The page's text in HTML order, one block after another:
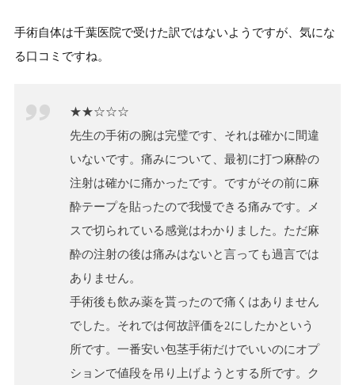
手術自体は千葉医院で受けた訳ではないようですが、気にな
る口コミですね。
★★☆☆☆
先生の手術の腕は完璧です、それは確かに間違
いないです。痛みについて、最初に打つ麻酔の
注射は確かに痛かったです。ですがその前に麻
酔テープを貼ったので我慢できる痛みです。メ
スで切られている感覚はわかりました。ただ麻
酔の注射の後は痛みはないと言っても過言では
ありません。
手術後も飲み薬を貰ったので痛くはありません
でした。それでは何故評価を2にしたかという
所です。一番安い包茎手術だけでいいのにオプ
ションで値段を吊り上げようとする所です。ク